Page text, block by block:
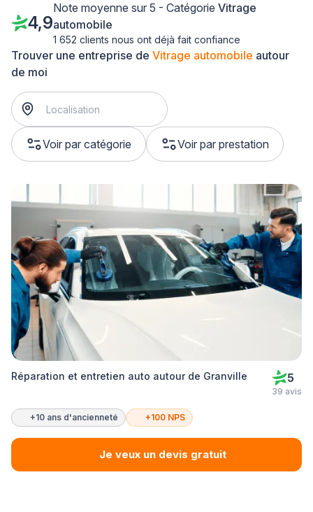
Trouver une entreprise de Vitrage automobile autour
de moi
Voir par catégorie Voir par prestation
4,9
Note moyenne sur 5 - Catégorie Vitrage
automobile
1 652 clients nous ont déjà fait confiance
Réparation et entretien auto autour de Granville 5
39 avis
+10 ans d'ancienneté +100 NPS
Je veux un devis gratuit